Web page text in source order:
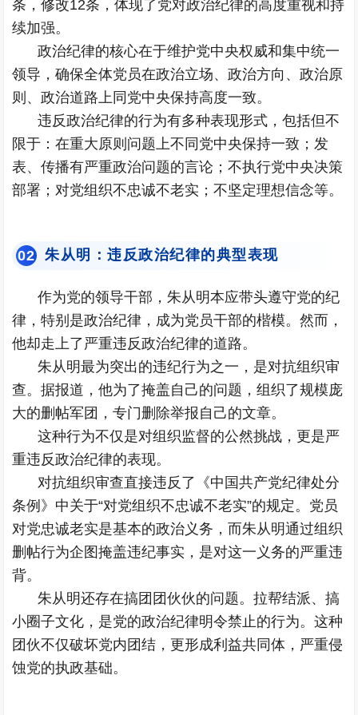
条，修改12条，体现了党对政治纪律的高度重视和持
续加强。
政治纪律的核心在于维护党中央权威和集中统一
领导，确保全体党员在政治立场、政治方向、政治原
则、政治道路上同党中央保持高度一致。
违反政治纪律的行为有多种表现形式，包括但不
限于：在重大原则问题上不同党中央保持一致；发
表、传播有严重政治问题的言论；不执行党中央决策
部署；对党组织不忠诚不老实；不坚定理想信念等。
02 朱从明：违反政治纪律的典型表现
作为党的领导干部，朱从明本应带头遵守党的纪
律，特别是政治纪律，成为党员干部的楷模。然而，
他却走上了严重违反政治纪律的道路。
朱从明最为突出的违纪行为之一，是对抗组织审
查。据报道，他为了掩盖自己的问题，组织了规模庞
大的删帖军团，专门删除举报自己的文章。
这种行为不仅是对组织监督的公然挑战，更是严
重违反政治纪律的表现。
对抗组织审查直接违反了《中国共产党纪律处分
条例》中关于“对党组织不忠诚不老实”的规定。党员
对党忠诚老实是基本的政治义务，而朱从明通过组织
删帖行为企图掩盖违纪事实，是对这一义务的严重违
背。
朱从明还存在搞团团伙伙的问题。拉帮结派、搞
小圈子文化，是党的政治纪律明令禁止的行为。这种
团伙不仅破坏党内团结，更形成利益共同体，严重侵
蚀党的执政基础。